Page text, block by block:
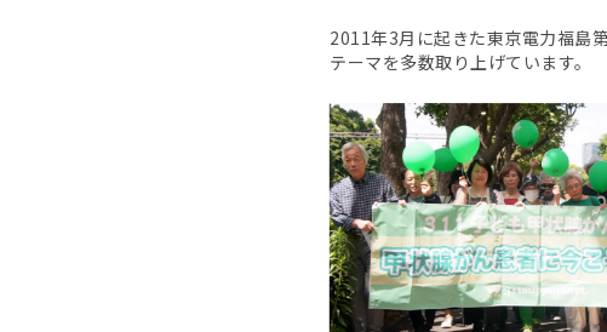
2011年3月に起きた東京電力福島
テーマを多数取り上げています。